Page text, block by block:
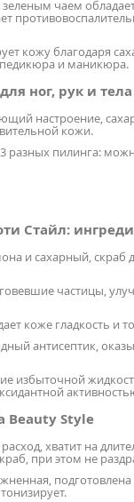
чаем
кожу благодаря
педикюра и маникюра.
ног, рук и
настроение,
кожи.
пилинга:
Стайл:
и сахарный,
частицы,
коже гладкость и
антисептик,
избыточной
Beauty Style
хватит на
при этом не